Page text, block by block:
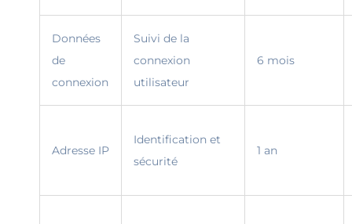
Données
de
connexion
Suivi de la
connexion
utilisateur
6 mois
Adresse IP
Identification et
sécurité
1 an